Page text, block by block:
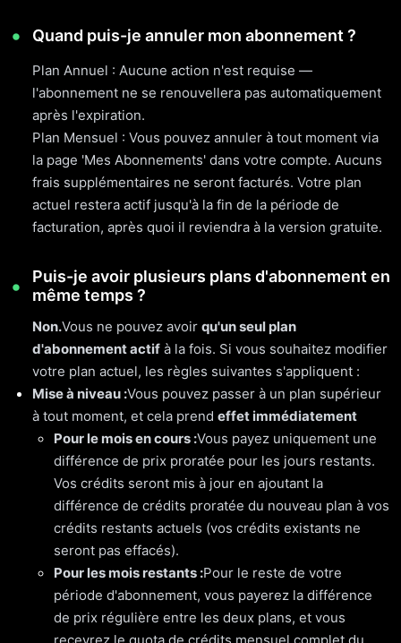
Quand puis-je annuler mon abonnement ?
Plan Annuel : Aucune action n'est requise —
l'abonnement ne se renouvellera pas automatiquement
après l'expiration.
Plan Mensuel : Vous pouvez annuler à tout moment via
la page 'Mes Abonnements' dans votre compte. Aucuns
frais supplémentaires ne seront facturés. Votre plan
actuel restera actif jusqu'à la fin de la période de
facturation, après quoi il reviendra à la version gratuite.
Puis-je avoir plusieurs plans d'abonnement en
même temps ?
Non.Vous ne pouvez avoir qu'un seul plan
d'abonnement actif à la fois. Si vous souhaitez modifier
votre plan actuel, les règles suivantes s'appliquent :
Mise à niveau :Vous pouvez passer à un plan supérieur
à tout moment, et cela prend effet immédiatement
Pour le mois en cours :Vous payez uniquement une
différence de prix proratée pour les jours restants.
Vos crédits seront mis à jour en ajoutant la
différence de crédits proratée du nouveau plan à vos
crédits restants actuels (vos crédits existants ne
seront pas effacés).
Pour les mois restants :Pour le reste de votre
période d'abonnement, vous payerez la différence
de prix régulière entre les deux plans, et vous